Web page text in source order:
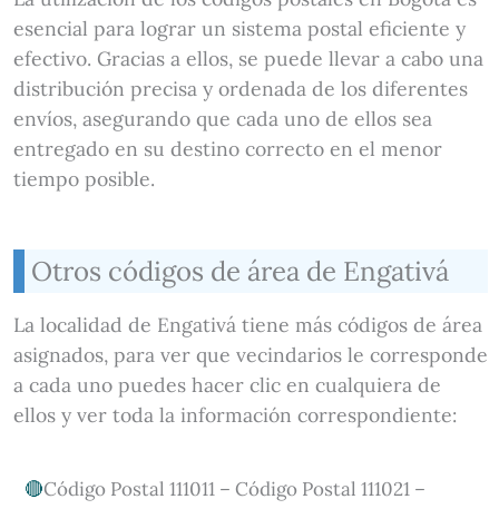
esencial para lograr un sistema postal eficiente y
efectivo. Gracias a ellos, se puede llevar a cabo una
distribución precisa y ordenada de los diferentes
envíos, asegurando que cada uno de ellos sea
entregado en su destino correcto en el menor
tiempo posible.
Otros códigos de área de Engativá
La localidad de Engativá tiene más códigos de área
asignados, para ver que vecindarios le corresponde
a cada uno puedes hacer clic en cualquiera de
ellos y ver toda la información correspondiente:
Código Postal 111011 – Código Postal 111021 –